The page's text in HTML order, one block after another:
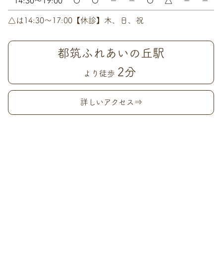
△は14:30〜17:00【休診】木、日、祝
都筑ふれあいの丘駅
より徒歩 2分
詳しいアクセス⇒